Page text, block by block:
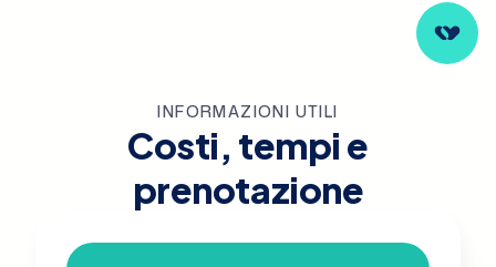
INFORMAZIONI UTILI
Costi, tempi e
prenotazione